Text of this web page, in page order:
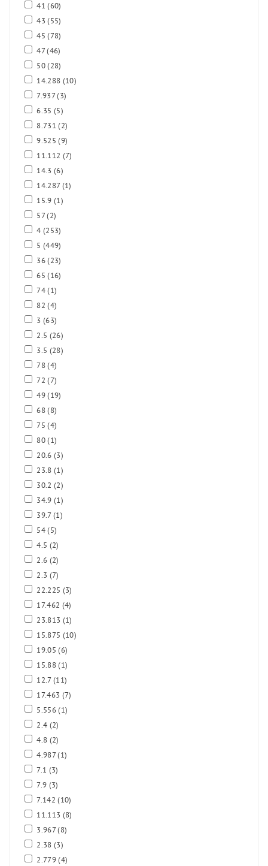
41(60)
43(55)
45(78)
47(46)
50(28)
14.288 (10)
7.937(3)
6.35 (5)
8.731(2)
9.525(9)
11.112 (7)
14.3 (6)
14.287(1)
15.9 (1)
57(2)
4 (253)
5 (449)
36(23)
65(16)
74(1)
82(4)
3 (63)
2.5 (26)
3.5 (28)
78(4)
72(7)
49(19)
68(8)
75(4)
80(1)
20.6 (3)
23.8 (1)
30.2 (2)
34.9 (1)
39.7(1)
54(5)
4.5 (2)
2.6 (2)
2.3 (7)
22.225 (3)
17.462 (4)
23.813 (1)
15.875 (10)
19.05(6)
15.88(1)
12.7(11)
17.463 (7)
5.556(1)
2.4 (2)
4.8 (2)
4.987(1)
7.1 (3)
7.9 (3)
7.142(10)
11.113 (8)
3.967(8)
2.38 (3)
2.779(4)